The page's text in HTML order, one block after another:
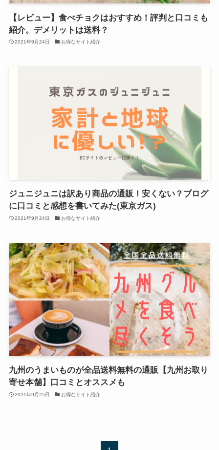
【レビュー】食べチョクはおすすめ！評判と口コミも
紹介。デメリットは送料？
2021年9月24日 お得なサイト紹介
ジュニジュニは訳あり商品の通販！安くない？ブログ
に口コミと感想を書いてみた(東京ガス)
2021年9月24日 お得なサイト紹介
九州のうまいものが全品送料無料の通販【九州お取り
寄せ本舗】口コミとオススメも
2021年9月25日 お得なサイト紹介